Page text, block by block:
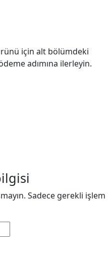
için alt bölümdeki
adımına ilerleyin.
Sadece gerekli işlem